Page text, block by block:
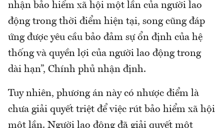
nhận bảo hiểm xã hội một lần của người lao
động trong thời điểm hiện tại, song cũng đáp
ứng được yêu cầu bảo đảm sự ổn định của hệ
thống và quyền lợi của người lao động trong
dài hạn”, Chính phủ nhận định.
Tuy nhiên, phương án này có nhược điểm là
chưa giải quyết triệt để việc rút bảo hiểm xã hội
một lần. Người lao động đã giải quyết một